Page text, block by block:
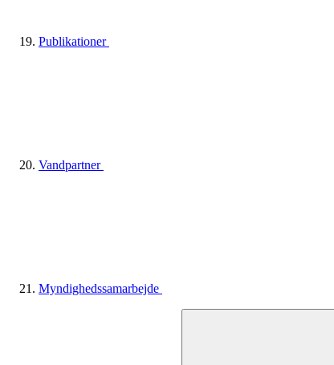
Publikationer
Vandpartner
Myndighedssamarbejde